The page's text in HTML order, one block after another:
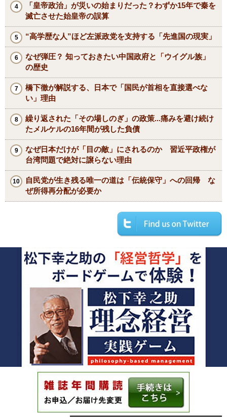
「皇帝政治」が災いの始まりだった？わずか15年で秦を
滅亡させた始皇帝の誤算
“高学歴な人”ほど左派政党を支持する「先進国の現実」
なぜ弾圧？ 知っておきたい中国政府と「ウイグル族」
の歴史
橋下徹が解説する、日本で「国民が首相を直接選べな
い」理由
繰り返された「その場しのぎ」の政策...痛みを避け続け
たメルケルの16年間が残した負債
なぜ日本だけが「目の敵」にされるのか 習近平政権が
台湾問題で絶対に譲らない理由
自民党が生き残る唯一の道は「伝統保守」への回帰 な
ぜ所得再分配が必要か